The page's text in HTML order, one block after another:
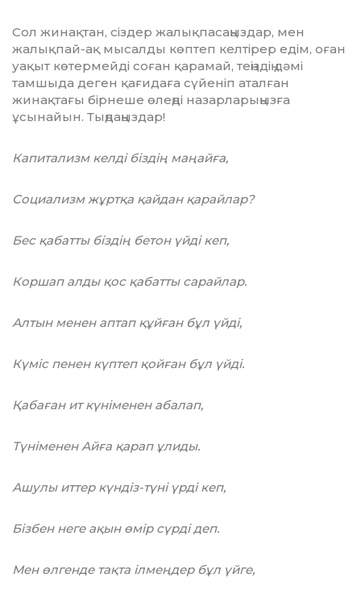
Сол жинақтан, сіздер жалықпасаңыз­дар, мен
жалықпай-ақ мысалды көптеп келтірер едім, оған
уақыт көтермейді соған қарамай, теңіздің дәмі
тамшыда деген қағи­даға сүйе­ніп аталған
жинақтағы бірнеше өлеңді назарларыңызға
ұсынайын. Тың­даңыз­дар!
Капитализм келді біздің маңайға,
Социализм жұртқа қайдан қарайлар?
Бес қабатты біздің бетон үйді кеп,
Коршап алды қос қабатты сарайлар.
Алтын менен аптап құйған бұл үйді,
Күміс пенен күптеп қойған бұл үйді.
Қабаған ит күніменен абалап,
Түніменен Айға қарап ұлиды.
Ашулы иттер күндіз-түні үрді кеп,
Бізбен неге ақын өмір сүрді деп.
Мен өлгенде тақта ілмеңдер бұл үйге,